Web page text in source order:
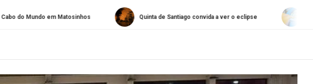
Quinta de Santiago convida a ver o eclipse Water Slide Summer de regresso